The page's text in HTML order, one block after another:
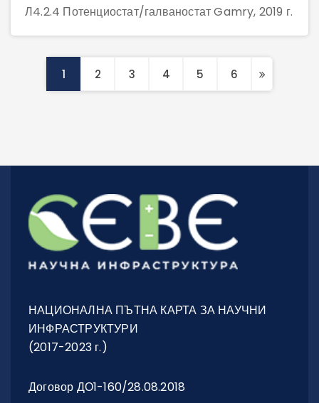
Л4.2.4 Потенциостат/галваностат Gamry, 2019 г.
1 2 3 4 5 6
НАЦИОНАЛНА ПЪТНА КАРТА ЗА НАУЧНИ
ИНФРАСТРУКТУРИ
(2017-2023 г.)
Договор ДО1-160/28.08.2018